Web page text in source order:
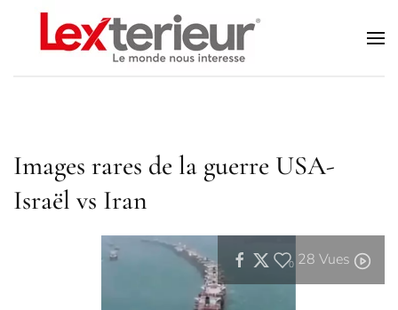
Accéder au contenu principal
Images rares de la guerre USA-
Israël vs Iran
0 28 Vues